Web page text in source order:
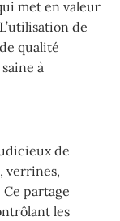
met en valeur
de
qualité
à
de
verrines,
partage
les